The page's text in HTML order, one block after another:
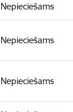
Nepieciešams
Nepieciešams
Nepieciešams